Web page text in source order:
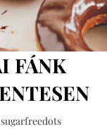
FÁNK
sugarfreedots